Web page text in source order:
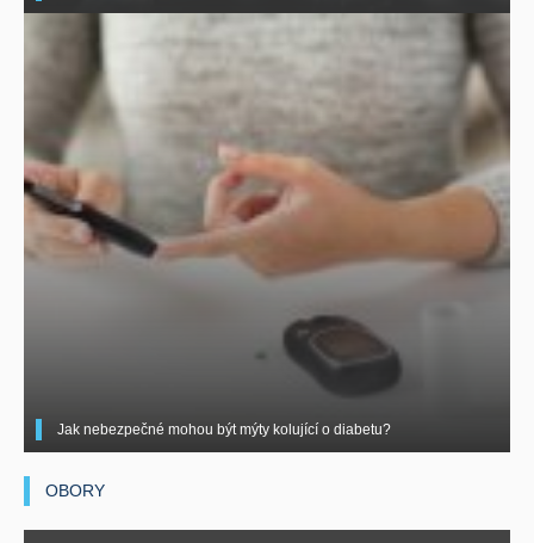
Jak nebezpečné mohou být mýty kolující o diabetu?
OBORY